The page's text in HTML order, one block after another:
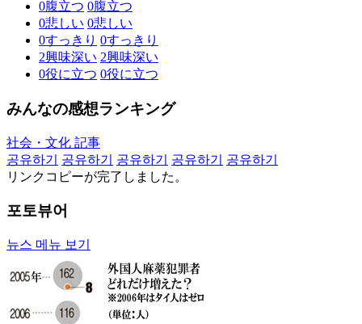
0腹立つ 0腹立つ
0悲しい 0悲しい
0すっきり 0すっきり
2興味深い 2興味深い
0役に立つ 0役に立つ
みんなの感想ランキング
社会・文化 記事
공유하기
공유하기 공유하기 공유하기
공유하기
リンクコピーが完了しました。
포토뷰어
뉴스 메뉴 보기